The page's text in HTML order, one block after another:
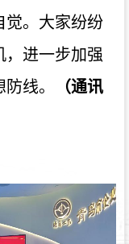
觉。大家纷纷
，进一步加强
线。
（通讯